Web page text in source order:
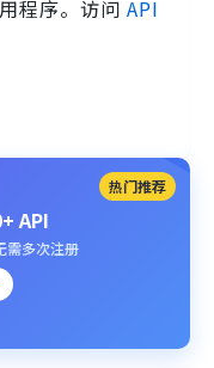
程序。访问 API
热门推荐
API
需多次注册